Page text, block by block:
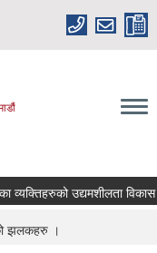
व्यक्तिहरुको उद्यमशीलता
झलकहरु ।